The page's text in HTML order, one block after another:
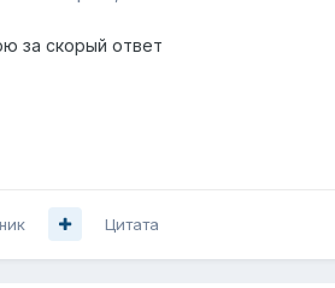
за скорый ответ
Цитата